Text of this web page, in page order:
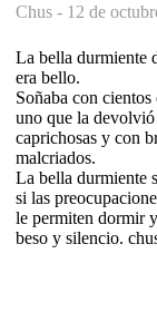
Chus - 12 de
La bella durmiente
era bello.
Soñaba con
uno que la
caprichosas y con
malcriados.
La bella durmiente
si las
le permiten dormir
beso y silencio.